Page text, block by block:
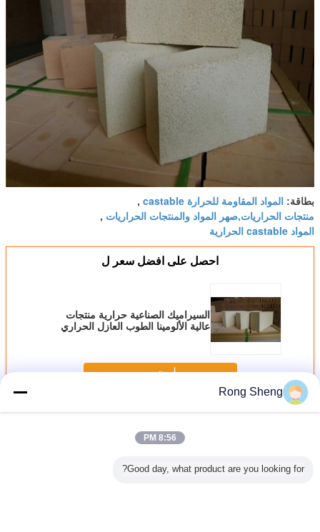
بطاقة: المواد المقاومة للحرارة castable ,
منتجات الحراريات,صهر المواد والمنتجات الحراريات ,
المواد castable الحرارية
احصل على افضل سعر ل
السيراميك الصناعية حرارية منتجات
عالية الألومينا الطوب العازل الحراري
استمر
أكثرالمنتجات الحرارية
Rong Sheng
8:56 PM
Good day, what product are you looking for?